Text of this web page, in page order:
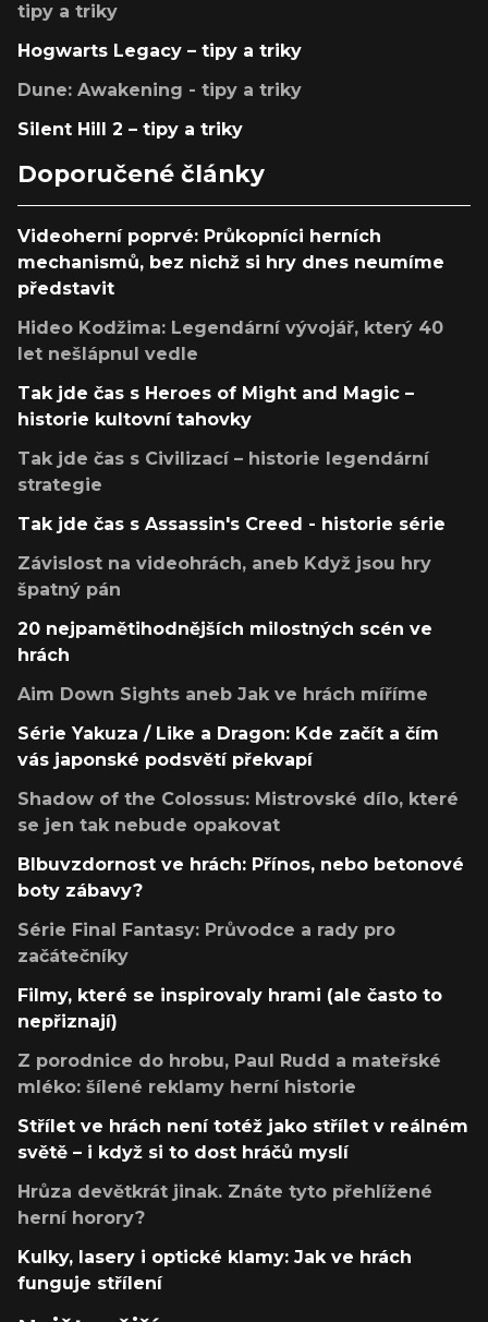
tipy a triky
Hogwarts Legacy – tipy a triky
Dune: Awakening - tipy a triky
Silent Hill 2 – tipy a triky
Doporučené články
Videoherní poprvé: Průkopníci herních
mechanismů, bez nichž si hry dnes neumíme
představit
Hideo Kodžima: Legendární vývojář, který 40
let nešlápnul vedle
Tak jde čas s Heroes of Might and Magic –
historie kultovní tahovky
Tak jde čas s Civilizací – historie legendární
strategie
Tak jde čas s Assassin's Creed - historie série
Závislost na videohrách, aneb Když jsou hry
špatný pán
20 nejpamětihodnějších milostných scén ve
hrách
Aim Down Sights aneb Jak ve hrách míříme
Série Yakuza / Like a Dragon: Kde začít a čím
vás japonské podsvětí překvapí
Shadow of the Colossus: Mistrovské dílo, které
se jen tak nebude opakovat
Blbuvzdornost ve hrách: Přínos, nebo betonové
boty zábavy?
Série Final Fantasy: Průvodce a rady pro
začátečníky
Filmy, které se inspirovaly hrami (ale často to
nepřiznají)
Z porodnice do hrobu, Paul Rudd a mateřské
mléko: šílené reklamy herní historie
Střílet ve hrách není totéž jako střílet v reálném
světě – i když si to dost hráčů myslí
Hrůza devětkrát jinak. Znáte tyto přehlížené
herní horory?
Kulky, lasery i optické klamy: Jak ve hrách
funguje střílení